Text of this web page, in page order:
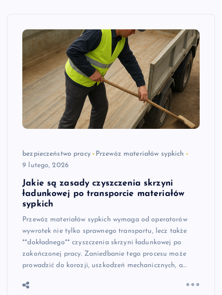
bezpieczeństwo pracy
Przewóz materiałów sypkich
9 lutego, 2026
Jakie są zasady czyszczenia skrzyni
ładunkowej po transporcie materiałów
sypkich
Przewóz materiałów sypkich wymaga od operatorów
wywrotek nie tylko sprawnego transportu, lecz także
**dokładnego** czyszczenia skrzyni ładunkowej po
zakończonej pracy. Zaniedbanie tego procesu może
prowadzić do korozji, uszkodzeń mechanicznych, a…